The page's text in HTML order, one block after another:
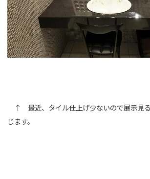
↑ 最近、タイル仕上げ少ないので展示見
じます。